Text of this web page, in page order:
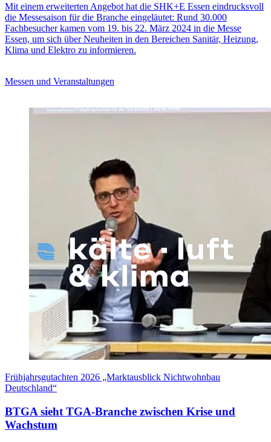
Mit einem erweiterten Angebot hat die SHK+E Essen eindrucksvoll
die Messesaison für die Branche eingeläutet: Rund 30.000
Fachbesucher kamen vom 19. bis 22. März 2024 in die Messe
Essen, um sich über Neuheiten in den Bereichen Sanitär, Heizung,
Klima und Elektro zu informieren.
Messen und Veranstaltungen
Frühjahrsgutachten 2026 „Marktausblick Nichtwohnbau
Deutschland“
BTGA sieht TGA-Branche zwischen Krise und
Wachstum